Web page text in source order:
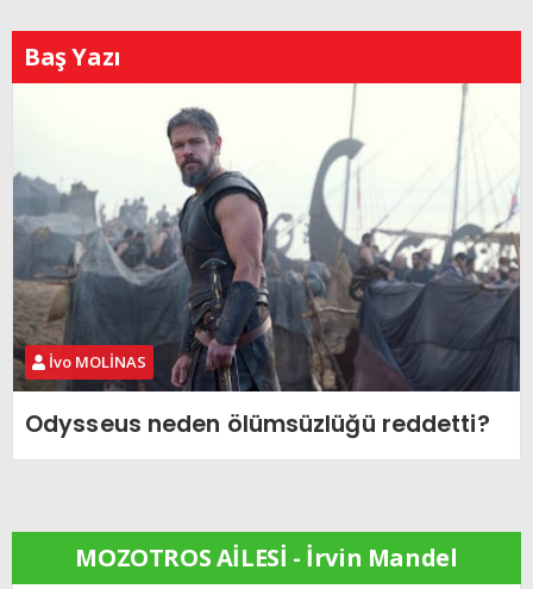
Baş Yazı
İvo MOLİNAS
Odysseus neden ölümsüzlüğü reddetti?
MOZOTROS AİLESİ - İrvin Mandel